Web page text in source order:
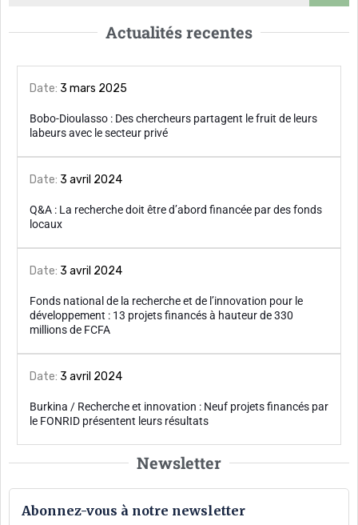
Actualités recentes
Date: 3 mars 2025
Bobo-Dioulasso : Des chercheurs partagent le fruit de leurs
labeurs avec le secteur privé
Date: 3 avril 2024
Q&A : La recherche doit être d’abord financée par des fonds
locaux
Date: 3 avril 2024
Fonds national de la recherche et de l’innovation pour le
développement : 13 projets financés à hauteur de 330
millions de FCFA
Date: 3 avril 2024
Burkina / Recherche et innovation : Neuf projets financés par
le FONRID présentent leurs résultats
Newsletter
Abonnez-vous à notre newsletter